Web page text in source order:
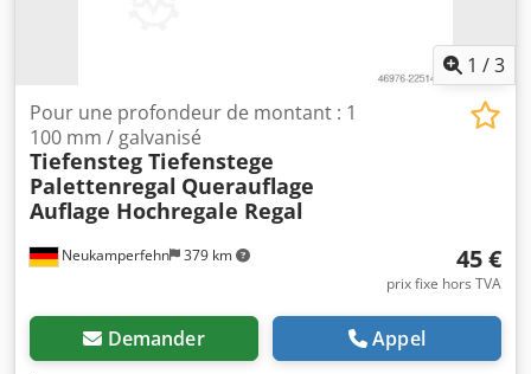
1 /3
Neukamperfehn 379 km
Pour une profondeur de montant : 1
100 mm / galvanisé
Tiefensteg Tiefenstege
Palettenregal Querauflage
Auflage Hochregale Regal
45 €
prix fixe hors TVA
Demander Appel